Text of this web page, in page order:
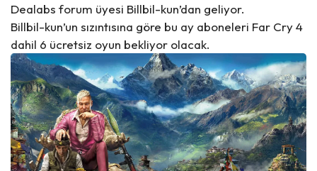
Dealabs forum üyesi Billbil-kun’dan geliyor.
Billbil-kun’un sızıntısına göre bu ay aboneleri Far Cry 4
dahil 6 ücretsiz oyun bekliyor olacak.